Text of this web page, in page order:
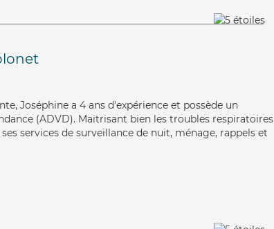
Joséphine a 4 ans d'expérience et possède un
(ADVD). Maitrisant bien les troubles respiratoires
services de surveillance de nuit, ménage, rappels et